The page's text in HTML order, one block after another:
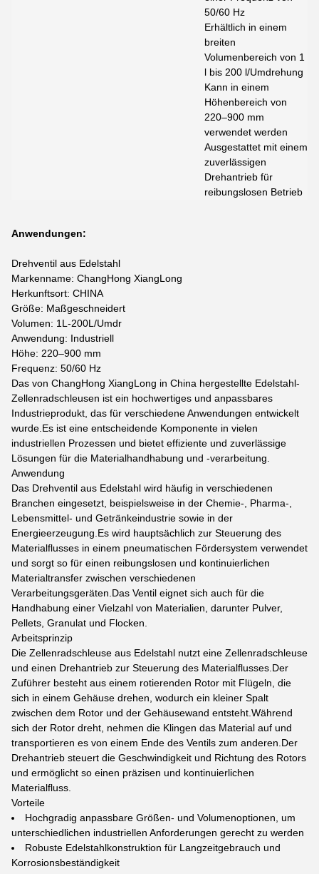
50/60 Hz
Erhältlich in einem
breiten
Volumenbereich von 1
l bis 200 l/Umdrehung
Kann in einem
Höhenbereich von
220–900 mm
verwendet werden
Ausgestattet mit einem
zuverlässigen
Drehantrieb für
reibungslosen Betrieb
Anwendungen:
Drehventil aus Edelstahl
Markenname: ChangHong XiangLong
Herkunftsort: CHINA
Größe: Maßgeschneidert
Volumen: 1L-200L/Umdr
Anwendung: Industriell
Höhe: 220–900 mm
Frequenz: 50/60 Hz
Das von ChangHong XiangLong in China hergestellte Edelstahl-
Zellenradschleusen ist ein hochwertiges und anpassbares
Industrieprodukt, das für verschiedene Anwendungen entwickelt
wurde.Es ist eine entscheidende Komponente in vielen
industriellen Prozessen und bietet effiziente und zuverlässige
Lösungen für die Materialhandhabung und -verarbeitung.
Anwendung
Das Drehventil aus Edelstahl wird häufig in verschiedenen
Branchen eingesetzt, beispielsweise in der Chemie-, Pharma-,
Lebensmittel- und Getränkeindustrie sowie in der
Energieerzeugung.Es wird hauptsächlich zur Steuerung des
Materialflusses in einem pneumatischen Fördersystem verwendet
und sorgt so für einen reibungslosen und kontinuierlichen
Materialtransfer zwischen verschiedenen
Verarbeitungsgeräten.Das Ventil eignet sich auch für die
Handhabung einer Vielzahl von Materialien, darunter Pulver,
Pellets, Granulat und Flocken.
Arbeitsprinzip
Die Zellenradschleuse aus Edelstahl nutzt eine Zellenradschleuse
und einen Drehantrieb zur Steuerung des Materialflusses.Der
Zuführer besteht aus einem rotierenden Rotor mit Flügeln, die
sich in einem Gehäuse drehen, wodurch ein kleiner Spalt
zwischen dem Rotor und der Gehäusewand entsteht.Während
sich der Rotor dreht, nehmen die Klingen das Material auf und
transportieren es von einem Ende des Ventils zum anderen.Der
Drehantrieb steuert die Geschwindigkeit und Richtung des Rotors
und ermöglicht so einen präzisen und kontinuierlichen
Materialfluss.
Vorteile
Hochgradig anpassbare Größen- und Volumenoptionen, um
unterschiedlichen industriellen Anforderungen gerecht zu werden
Robuste Edelstahlkonstruktion für Langzeitgebrauch und
Korrosionsbeständigkeit